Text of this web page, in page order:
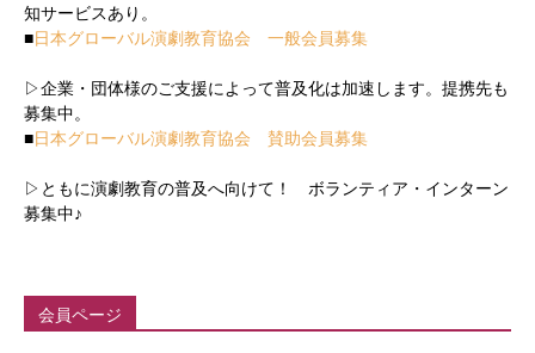
知サービスあり。
■日本グローバル演劇教育協会 一般会員募集
▷企業・団体様のご支援によって普及化は加速します。提携先も
募集中。
■日本グローバル演劇教育協会 賛助会員募集
▷ともに演劇教育の普及へ向けて！ ボランティア・インターン
募集中♪
会員ページ